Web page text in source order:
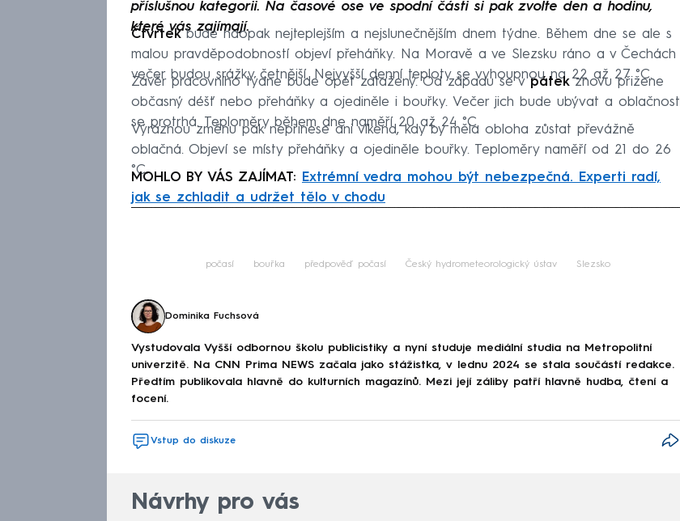
příslušnou kategorii. Na časové ose ve spodní části si pak zvolte den a hodinu,
které vás zajímají.
Čtvrtekbude naopak nejteplejším a nejslunečnějším dnem týdne. Během dne se ale s
malou pravděpodobností objeví přeháňky. Na Moravě a ve Slezsku ráno a v Čechách
večer budou srážky četnější. Nejvyšší denní teploty se vyhoupnou na 22 až 27 °C.
Závěr pracovního týdne bude opět zatažený. Od západu se vpátekznovu přižene
občasný déšť nebo přeháňky a ojediněle i bouřky. Večer jich bude ubývat a oblačnost
se protrhá. Teploměry během dne naměří 20 až 24 °C.
Výraznou změnu pak nepřinese ani víkend, kdy by měla obloha zůstat převážně
oblačná. Objeví se místy přeháňky a ojediněle bouřky. Teploměry naměří od 21 do 26
°C.
MOHLO BY VÁS ZAJÍMAT: Extrémní vedra mohou být nebezpečná. Experti radí,
jak se zchladit a udržet tělo v chodu
počasí bouřka předpověď počasí Český hydrometeorologický ústav Slezsko
Dominika Fuchsová
Vystudovala Vyšší odbornou školu publicistiky a nyní studuje mediální studia na Metropolitní
univerzitě. Na CNN Prima NEWS začala jako stážistka, v lednu 2024 se stala součástí redakce.
Předtím publikovala hlavně do kulturních magazínů. Mezi její záliby patří hlavně hudba, čtení a
focení.
Vstup do diskuze
Návrhy pro vás